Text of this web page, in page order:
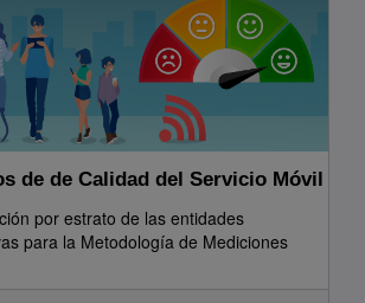
de de Calidad del Servicio Móvil
por estrato de las entidades
para la Metodología de Mediciones